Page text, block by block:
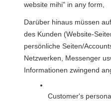
website mihi" in any form,
Darüber hinaus müssen
des Kunden (Website-
persönliche Seiten/
Netzwerken, Messenger
Informationen zwingend
Customer's